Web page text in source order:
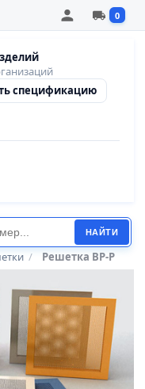
0
спецификацию
НАЙТИ
/ Решетка ВР-Р